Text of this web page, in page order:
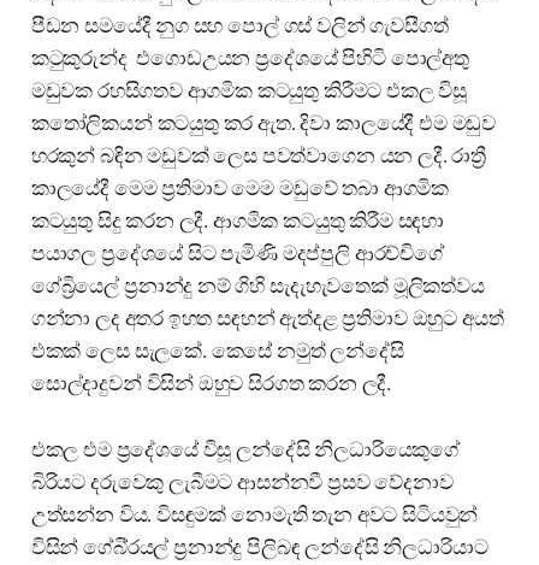
පීඩන සමයේදී නුග සහ පොල් ගස් වලින් ගැවසීගත්
කටුකුරුන්ද එගොඩඋයන ප්‍රදේශයේ පිහිටි පොල්අතු
මඩුවක රහසිගතව ආගමික කටයුතු කිරීමට එකල විසූ
කතෝලිකයන් කටයුතු කර ඇත. දිවා කාලයේදී එම මඩුව
හරකුන් බඳින මඩුවක් ලෙස පවත්වාගෙන යන ලදී. රාත්‍රී
කාලයේදී මෙම ප්‍රතිමාව මෙම මඩුවේ තබා ආගමික
කටයුතු සිදු කරන ලදී. ආගමික කටයුතු කිරීම සඳහා
පයාගල ප්‍රදේශයේ සිට පැමිණි මදප්පුලි ආරච්චිගේ
ගේබ්‍රියෙල් ප්‍රනාන්දු නම් ගිහි සැදැහැවතෙක් මූලිකත්වය
ගන්නා ලද අතර ඉහත සඳහන් ඇත්දළ ප්‍රතිමාව ඔහුට අයත්
එකක් ලෙස සැලකේ. කෙසේ නමුත් ලන්දේසි
සොල්දාදුවන් විසින් ඔහුව සිරගත කරන ලදී.
එකල එම ප්‍රදේශයේ විසූ ලන්දේසි නිලධාරියෙකුගේ
බිරියට දරුවෙකු ලැබීමට ආසන්නවී ප්‍රසව වේදනාව
උත්සන්න විය. විසඳුමක් නොමැති තැන අවට සිටියවුන්
විසින් ගේබි්‍රයල් ප්‍රනාන්දු පිලිබඳ ලන්දේසි නිලධාරියාට